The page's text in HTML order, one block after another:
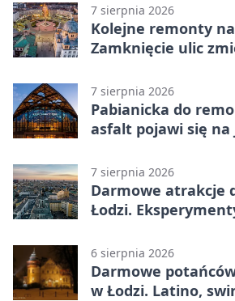
7 sierpnia 2026
Kolejne remonty
Zamknięcie ulic
7 sierpnia 2026
Pabianicka do
asfalt pojawi się
7 sierpnia 2026
Darmowe atrakcje
Łodzi.
6 sierpnia 2026
Darmowe
w Łodzi. Latino,